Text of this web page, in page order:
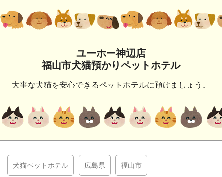
ユーホー神辺店
福山市犬猫預かりペットホテル
大事な犬猫を安心できるペットホテルに預けましょう。
犬猫ペットホテル 広島県 福山市